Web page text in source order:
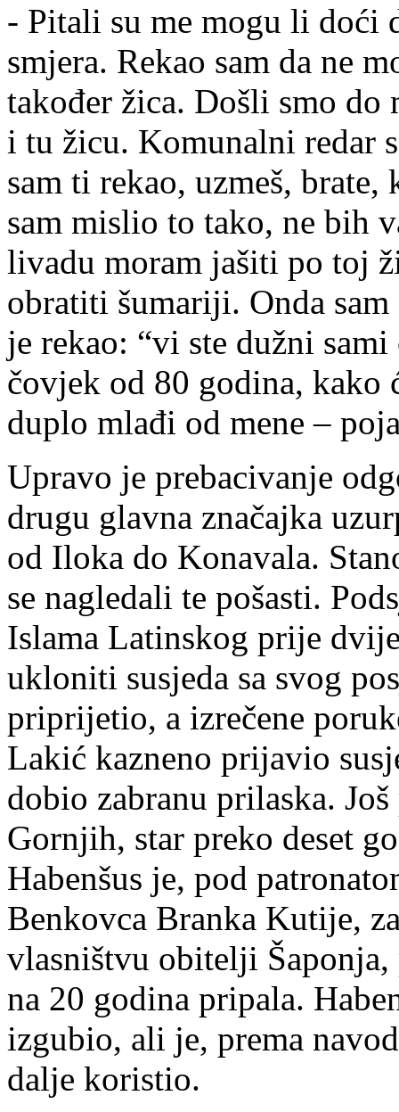
- Pitali su me mogu li doći
smjera. Rekao sam da ne
također žica. Došli smo do
i tu žicu. Komunalni redar
sam ti rekao, uzmeš,
sam mislio to tako, ne bih
livadu moram jašiti po toj
obratiti šumariji. Onda
je rekao: “vi ste dužni
čovjek od 80 godina, kako
duplo mlađi od mene –
Upravo je prebacivanje
drugu glavna značajka
od Iloka do Konavala.
se nagledali te pošasti.
Islama Latinskog prije
ukloniti susjeda sa svog
priprijetio, a izrečene
Lakić kazneno prijavio
dobio zabranu prilaska.
Gornjih, star preko deset
Habenšus je, pod
Benkovca Branka Kutije,
vlasništvu obitelji
na 20 godina pripala.
izgubio, ali je, prema
dalje koristio.